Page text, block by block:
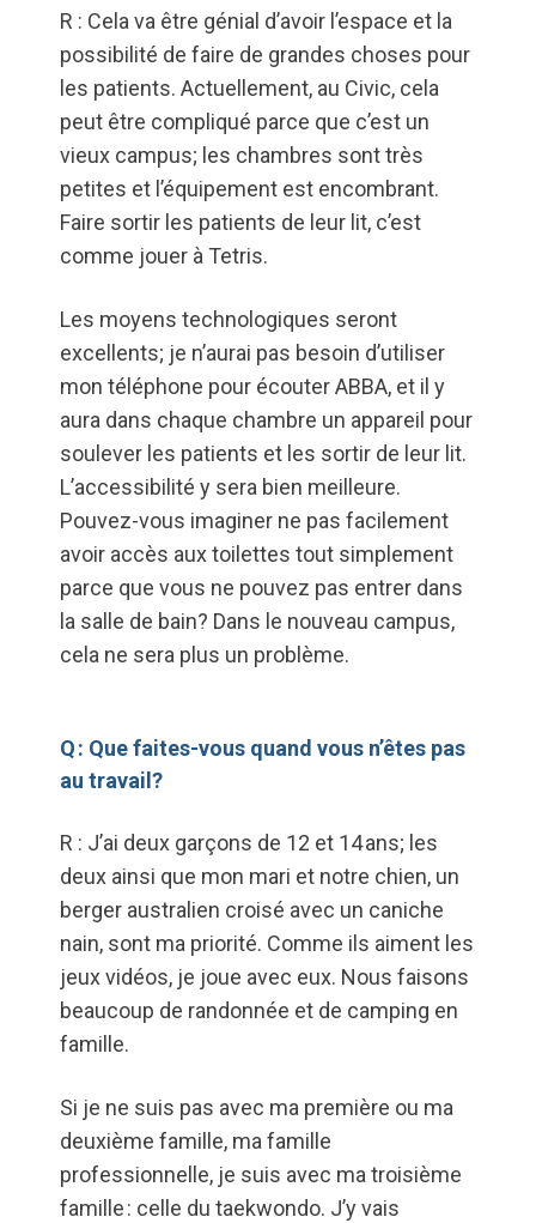
R : Cela va être génial d’avoir l’espace et la
possibilité de faire de grandes choses pour
les patients. Actuellement, au Civic, cela
peut être compliqué parce que c’est un
vieux campus; les chambres sont très
petites et l’équipement est encombrant.
Faire sortir les patients de leur lit, c’est
comme jouer à Tetris.
Les moyens technologiques seront
excellents; je n’aurai pas besoin d’utiliser
mon téléphone pour écouter ABBA, et il y
aura dans chaque chambre un appareil pour
soulever les patients et les sortir de leur lit.
L’accessibilité y sera bien meilleure.
Pouvez-vous imaginer ne pas facilement
avoir accès aux toilettes tout simplement
parce que vous ne pouvez pas entrer dans
la salle de bain? Dans le nouveau campus,
cela ne sera plus un problème.
Q : Que faites-vous quand vous n’êtes pas
au travail?
R : J’ai deux garçons de 12 et 14 ans; les
deux ainsi que mon mari et notre chien, un
berger australien croisé avec un caniche
nain, sont ma priorité. Comme ils aiment les
jeux vidéos, je joue avec eux. Nous faisons
beaucoup de randonnée et de camping en
famille.
Si je ne suis pas avec ma première ou ma
deuxième famille, ma famille
professionnelle, je suis avec ma troisième
famille : celle du taekwondo. J’y vais